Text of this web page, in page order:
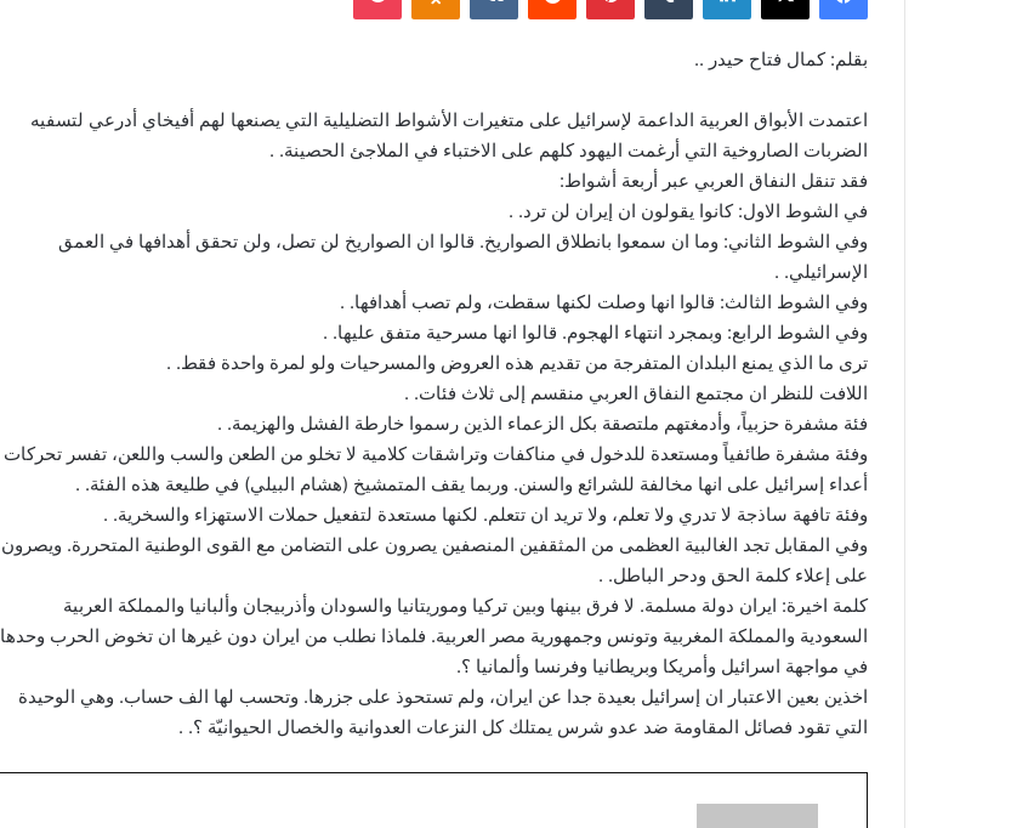
بقلم: كمال فتاح حيدر ..
اعتمدت الأبواق العربية الداعمة لإسرائيل على متغيرات الأشواط التضليلية التي يصنعها لهم أفيخاي أدرعي لتسفيه
الضربات الصاروخية التي أرغمت اليهود كلهم على الاختباء في الملاجئ الحصينة. .
فقد تنقل النفاق العربي عبر أربعة أشواط:
في الشوط الاول: كانوا يقولون ان إيران لن ترد. .
وفي الشوط الثاني: وما ان سمعوا بانطلاق الصواريخ. قالوا ان الصواريخ لن تصل، ولن تحقق أهدافها في العمق
الإسرائيلي. .
وفي الشوط الثالث: قالوا انها وصلت لكنها سقطت، ولم تصب أهدافها. .
وفي الشوط الرابع: وبمجرد انتهاء الهجوم. قالوا انها مسرحية متفق عليها. .
ترى ما الذي يمنع البلدان المتفرجة من تقديم هذه العروض والمسرحيات ولو لمرة واحدة فقط. .
اللافت للنظر ان مجتمع النفاق العربي منقسم إلى ثلاث فئات. .
فئة مشفرة حزبياً، وأدمغتهم ملتصقة بكل الزعماء الذين رسموا خارطة الفشل والهزيمة. .
وفئة مشفرة طائفياً ومستعدة للدخول في مناكفات وتراشقات كلامية لا تخلو من الطعن والسب واللعن، تفسر تحركات
أعداء إسرائيل على انها مخالفة للشرائع والسنن. وربما يقف المتمشيخ (هشام البيلي) في طليعة هذه الفئة. .
وفئة تافهة ساذجة لا تدري ولا تعلم، ولا تريد ان تتعلم. لكنها مستعدة لتفعيل حملات الاستهزاء والسخرية. .
وفي المقابل تجد الغالبية العظمى من المثقفين المنصفين يصرون على التضامن مع القوى الوطنية المتحررة. ويصرون
على إعلاء كلمة الحق ودحر الباطل. .
كلمة اخيرة: ايران دولة مسلمة. لا فرق بينها وبين تركيا وموريتانيا والسودان وأذربيجان وألبانيا والمملكة العربية
السعودية والمملكة المغربية وتونس وجمهورية مصر العربية. فلماذا نطلب من ايران دون غيرها ان تخوض الحرب وحدها
في مواجهة اسرائيل وأمريكا وبريطانيا وفرنسا وألمانيا ؟.
اخذين بعين الاعتبار ان إسرائيل بعيدة جدا عن ايران، ولم تستحوذ على جزرها. وتحسب لها الف حساب. وهي الوحيدة
التي تقود فصائل المقاومة ضد عدو شرس يمتلك كل النزعات العدوانية والخصال الحيوانيّة ؟. .